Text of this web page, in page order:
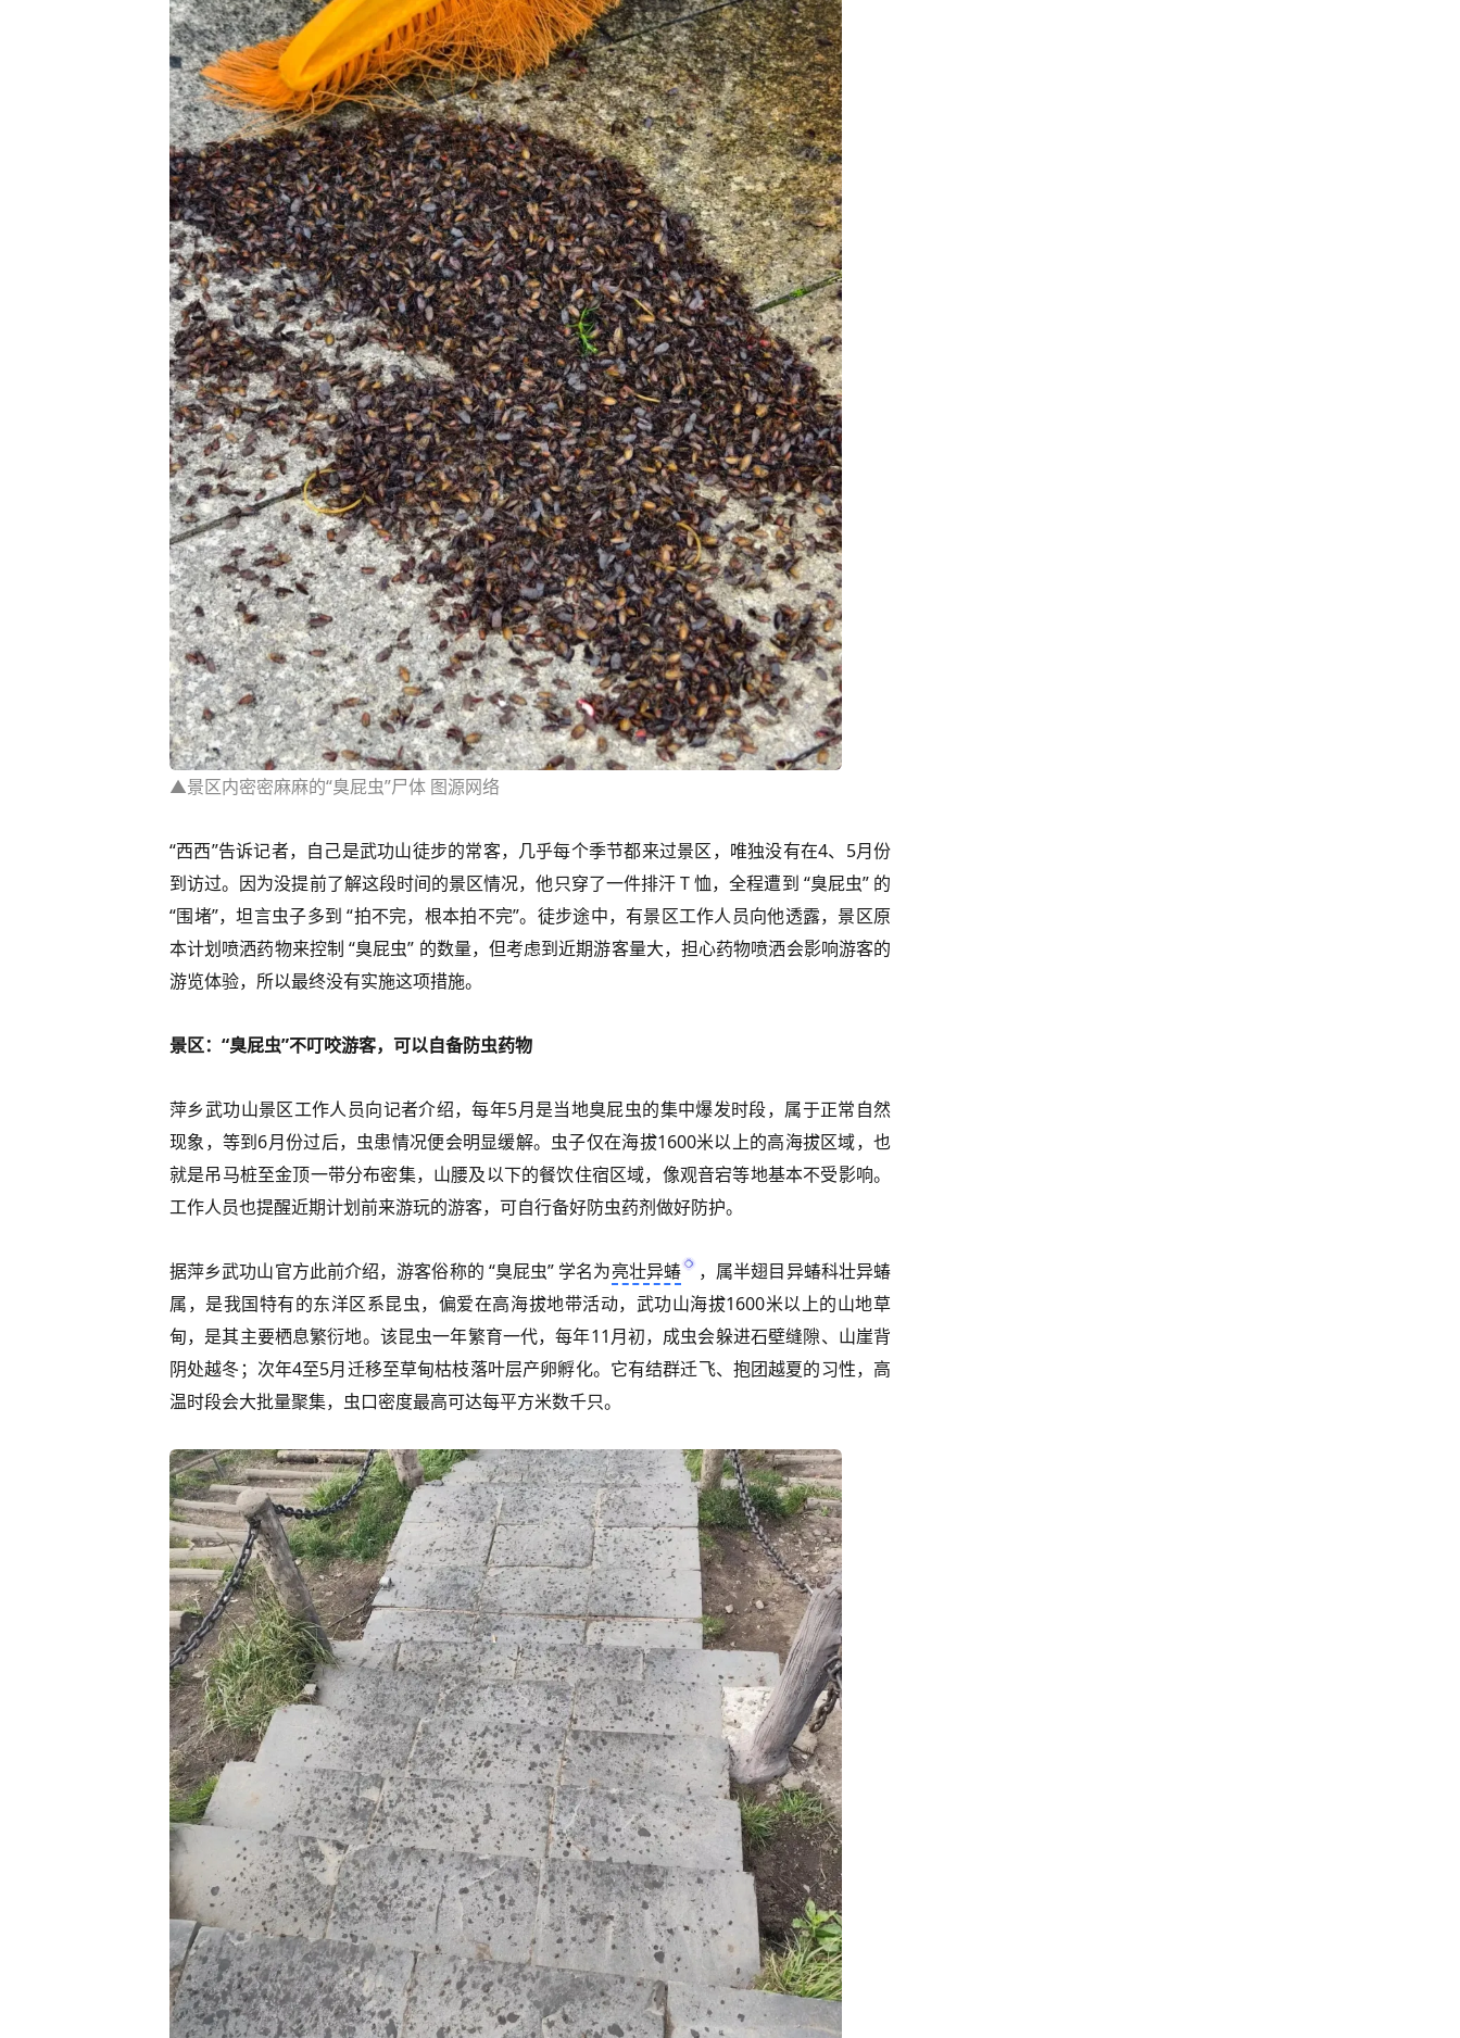
▲景区内密密麻麻的“臭屁虫”尸体 图源网络
“西西”告诉记者，自己是武功山徒步的常客，几乎每个季节都来过景区，唯独没有在4、5月份
到访过。因为没提前了解这段时间的景区情况，他只穿了一件排汗 T 恤，全程遭到 “臭屁虫” 的
“围堵”，坦言虫子多到 “拍不完，根本拍不完”。徒步途中，有景区工作人员向他透露，景区原
本计划喷洒药物来控制 “臭屁虫” 的数量，但考虑到近期游客量大，担心药物喷洒会影响游客的
游览体验，所以最终没有实施这项措施。
景区：“臭屁虫”不叮咬游客，可以自备防虫药物
萍乡武功山景区工作人员向记者介绍，每年5月是当地臭屁虫的集中爆发时段，属于正常自然
现象，等到6月份过后，虫患情况便会明显缓解。虫子仅在海拔1600米以上的高海拔区域，也
就是吊马桩至金顶一带分布密集，山腰及以下的餐饮住宿区域，像观音宕等地基本不受影响。
工作人员也提醒近期计划前来游玩的游客，可自行备好防虫药剂做好防护。
据萍乡武功山官方此前介绍，游客俗称的 “臭屁虫” 学名为亮壮异蝽
，属半翅目异蝽科壮异蝽
属，是我国特有的东洋区系昆虫，偏爱在高海拔地带活动，武功山海拔1600米以上的山地草
甸，是其主要栖息繁衍地。该昆虫一年繁育一代，每年11月初，成虫会躲进石壁缝隙、山崖背
阴处越冬；次年4至5月迁移至草甸枯枝落叶层产卵孵化。它有结群迁飞、抱团越夏的习性，高
温时段会大批量聚集，虫口密度最高可达每平方米数千只。